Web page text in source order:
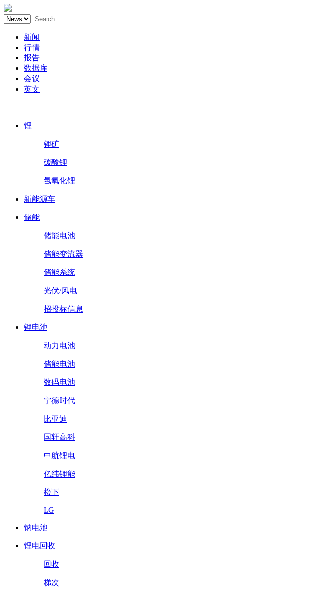
新闻
行情
报告
数据库
会议
英文
锂
锂矿
碳酸锂
氢氧化锂
新能源车
储能
储能电池
储能变流器
储能系统
光伏/风电
招投标信息
锂电池
动力电池
储能电池
数码电池
宁德时代
比亚迪
国轩高科
中航锂电
亿纬锂能
松下
LG
钠电池
锂电回收
回收
梯次